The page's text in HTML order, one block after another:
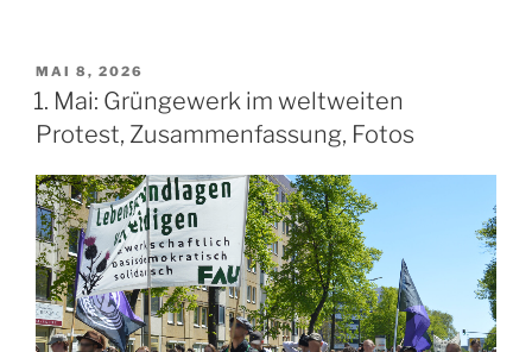
Grüngewerks-
Basisgewerkschaft
in
Griechenland“
VERÖFFENTLICHT
AM
MAI 8, 2026
1. Mai: Grüngewerk im weltweiten
Protest, Zusammenfassung, Fotos